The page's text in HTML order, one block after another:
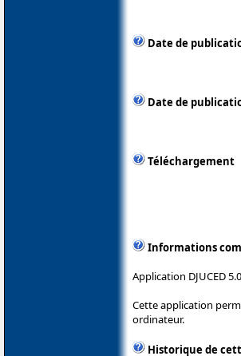
Date de
Date de
Téléchargement
Informations
Application DJUCED
Cette application
ordinateur.
Historique de